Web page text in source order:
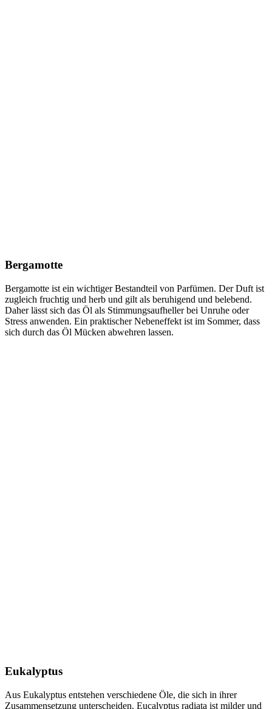
Bergamotte
Bergamotte ist ein wichtiger Bestandteil von Parfümen. Der Duft ist
zugleich fruchtig und herb und gilt als beruhigend und belebend.
Daher lässt sich das Öl als Stimmungsaufheller bei Unruhe oder
Stress anwenden. Ein praktischer Nebeneffekt ist im Sommer, dass
sich durch das Öl Mücken abwehren lassen.
Eukalyptus
Aus Eukalyptus entstehen verschiedene Öle, die sich in ihrer
Zusammensetzung unterscheiden. Eucalyptus radiata ist milder und